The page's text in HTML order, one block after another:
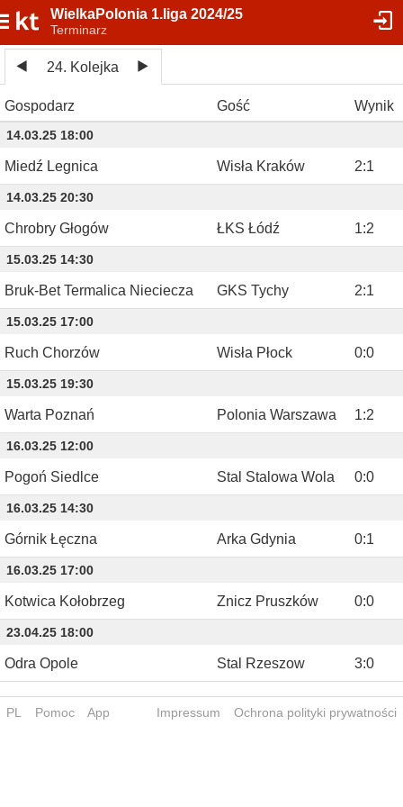
WielkaPolonia 1.liga 2024/25
Terminarz
24. Kolejka
Gospodarz Gość Wynik
14.03.25 18:00
Miedź Legnica Wisła Kraków 2:1
14.03.25 20:30
Chrobry Głogów ŁKS Łódź 1:2
15.03.25 14:30
Bruk-Bet Termalica Nieciecza GKS Tychy 2:1
15.03.25 17:00
Ruch Chorzów Wisła Płock 0:0
15.03.25 19:30
Warta Poznań Polonia Warszawa 1:2
16.03.25 12:00
Pogoń Siedlce Stal Stalowa Wola 0:0
16.03.25 14:30
Górnik Łęczna Arka Gdynia 0:1
16.03.25 17:00
Kotwica Kołobrzeg Znicz Pruszków 0:0
23.04.25 18:00
Odra Opole Stal Rzeszow 3:0
PL Pomoc App Impressum Ochrona polityki prywatności